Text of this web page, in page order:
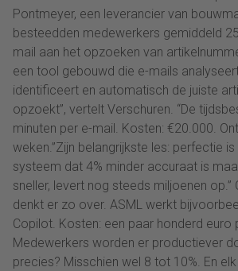
Pontmeyer, een leverancier van
besteedden medewerkers gemiddeld
mail aan het opzoeken van
een tool gebouwd die e-mails
identificeert en automatisch de juiste
opzoekt”, vertelt Verschuren. “De
minuten per e-mail. Kosten: €20.000.
weken.”Zijn belangrijkste les: perfectie is
systeem dat 4% minder accuraat is
sneller, levert nog steeds miljoenen op.”
denkt er zo over. ASML werkt
Copilot. Kosten: een paar honderd euro
Medewerkers worden er productiever
precies? Misschien wel 8 tot 10%. En